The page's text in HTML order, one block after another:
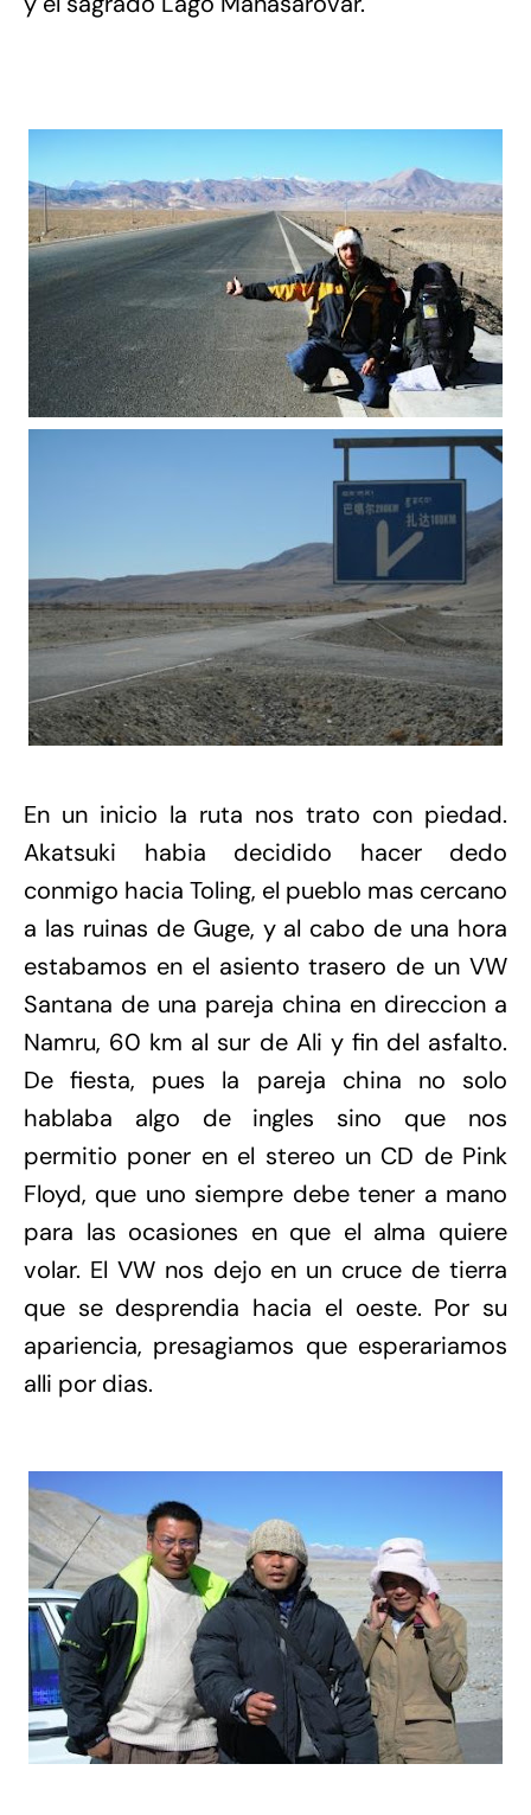
En un inicio la ruta nos trato con piedad.
Akatsuki habia decidido hacer dedo
conmigo hacia Toling, el pueblo mas cercano
a las ruinas de Guge, y al cabo de una hora
estabamos en el asiento trasero de un VW
Santana de una pareja china en direccion a
Namru, 60 km al sur de Ali y fin del asfalto.
De fiesta, pues la pareja china no solo
hablaba algo de ingles sino que nos
permitio poner en el stereo un CD de Pink
Floyd, que uno siempre debe tener a mano
para las ocasiones en que el alma quiere
volar. El VW nos dejo en un cruce de tierra
que se desprendia hacia el oeste. Por su
apariencia, presagiamos que esperariamos
alli por dias.